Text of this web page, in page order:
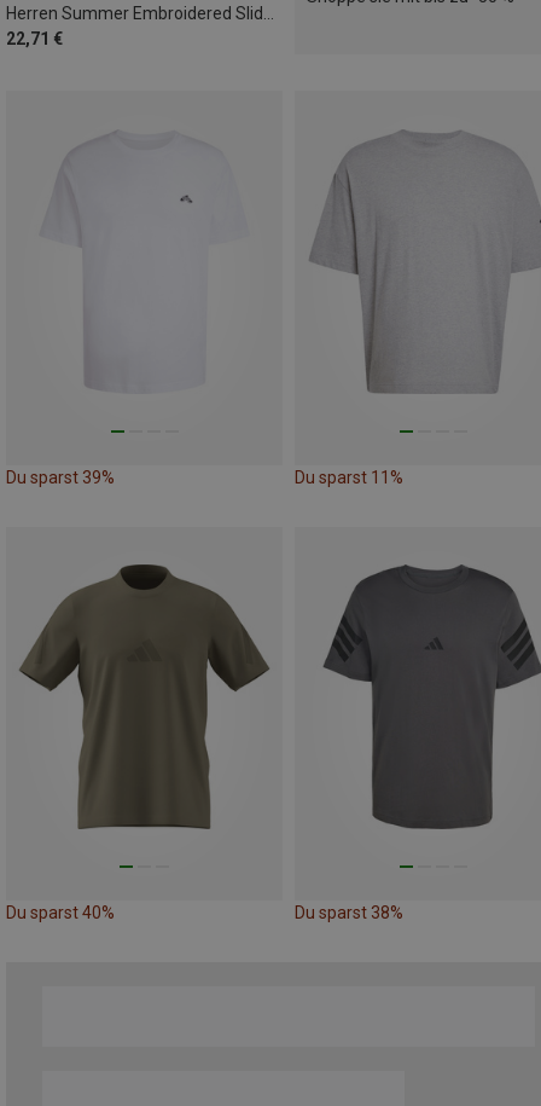
Herren Summer Embroidered Slides T-Shirt
22,71 €
Du sparst 39% Du sparst 11%
Du sparst 40% Du sparst 38%